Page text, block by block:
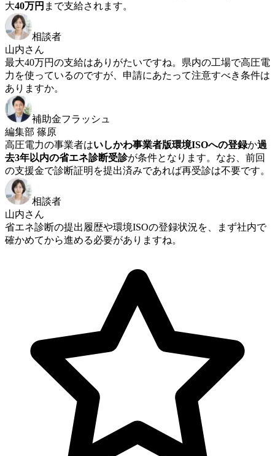
大40万円 まで支給されます。
相談者
山内さん
最大40万円の支給はありがたいですね。県内の工場で高圧電
力を使っているのですが、申請にあたって注意すべき条件は
ありますか。
補助金フラッシュ
編集部 篠原
高圧電力の事業者はいしかわ事業者版環境ISOへの登録か過
去3年以内の省エネ診断受診が条件となります。なお、前回
の支援金で診断証明を提出済みであれば再受診は不要です。
相談者
山内さん
省エネ診断の提出履歴や環境ISOの登録状況を、まず社内で
確かめてから進める必要がありますね。